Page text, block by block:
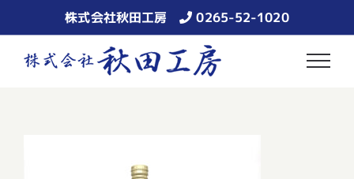
to
content
株式会社秋田工房 0265-52-1020